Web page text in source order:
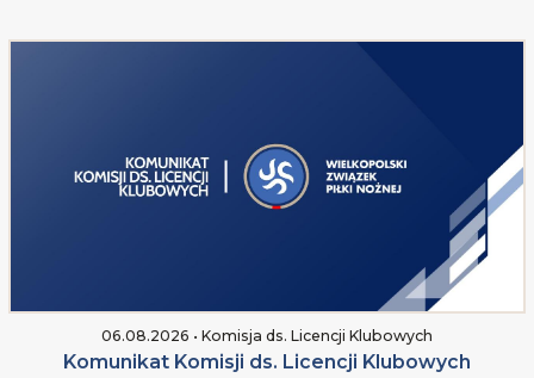
06.08.2026 • Komisja ds. Licencji Klubowych
Komunikat Komisji ds. Licencji Klubowych